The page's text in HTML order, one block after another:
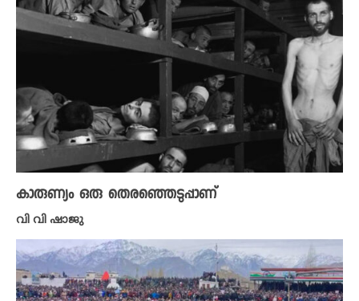
കാരുണ്യം ഒരു തെരഞ്ഞെടുപ്പാണ്
വി വി ഷാജു